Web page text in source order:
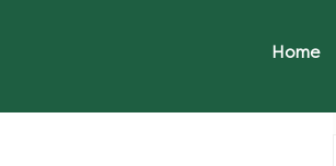
Home